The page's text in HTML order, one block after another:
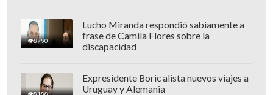
8790
Lucho Miranda respondió sabiamente a
frase de Camila Flores sobre la
discapacidad
Expresidente Boric alista nuevos viajes a
Uruguay y Alemania